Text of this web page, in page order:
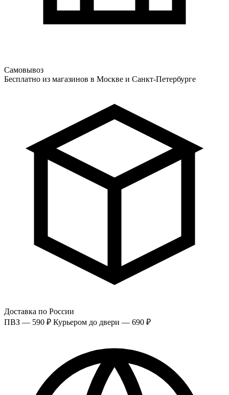
Самовывоз
Бесплатно из магазинов в Москве и Санкт-Петербурге
Доставка по России
ПВЗ — 590 ₽ Курьером до двери — 690 ₽